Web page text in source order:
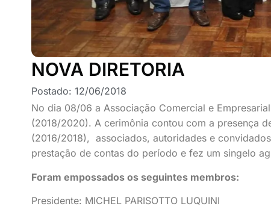
NOVA DIRETORIA
Postado: 12/06/2018
No dia 08/06 a Associação Comercial e
(2018/2020). A cerimônia contou com a presença
(2016/2018), associados, autoridades e
prestação de contas do período e fez um singelo
Foram empossados os seguintes membros:
Presidente: MICHEL PARISOTTO LUQUINI